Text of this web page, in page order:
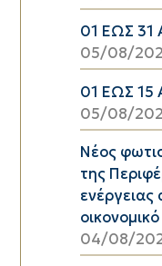
01 ΕΩΣ 31
05/08/
01 ΕΩΣ 15
05/08/
Νέος
της
04/08/